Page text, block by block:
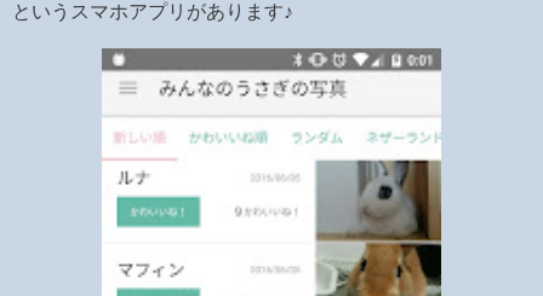
というスマホアプリがあります♪